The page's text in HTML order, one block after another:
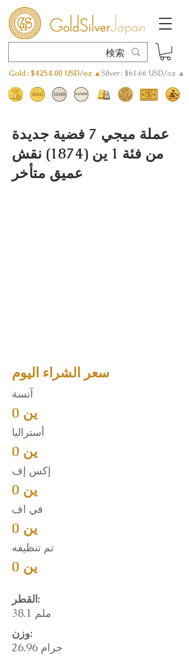
Gold : $4254.00 USD/oz ▲Silver : $61.66 USD/oz ▲
عملة ميجي 7 فضية جديدة
من فئة 1 ين (1874) نقش
عميق متأخر
سعر الشراء اليوم
آنسة
ين 0
أستراليا
ين 0
إكس إف
ين 0
في اف
ين 0
تم تنظيفه
ين 0
القطر:
38.1 ملم
وزن:
26.96 جرام